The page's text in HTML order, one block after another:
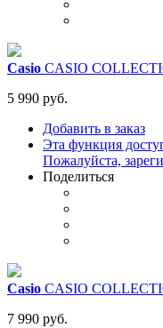
Casio CASIO
5 990 руб.
Добавить в заказ
Эта функция
Пожалуйста,
Поделиться
Casio CASIO
7 990 руб.